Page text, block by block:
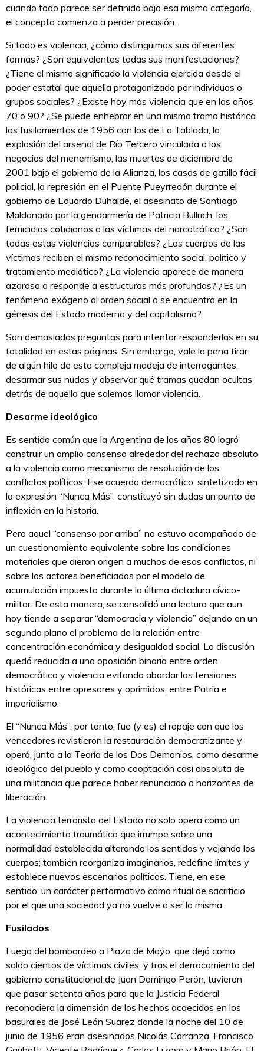
cuando todo parece ser definido bajo esa misma categoría,
el concepto comienza a perder precisión.
Si todo es violencia, ¿cómo distinguimos sus diferentes
formas? ¿Son equivalentes todas sus manifestaciones?
¿Tiene el mismo significado la violencia ejercida desde el
poder estatal que aquella protagonizada por individuos o
grupos sociales? ¿Existe hoy más violencia que en los años
70 o 90? ¿Se puede enhebrar en una misma trama histórica
los fusilamientos de 1956 con los de La Tablada, la
explosión del arsenal de Río Tercero vinculada a los
negocios del menemismo, las muertes de diciembre de
2001 bajo el gobierno de la Alianza, los casos de gatillo fácil
policial, la represión en el Puente Pueyrredón durante el
gobierno de Eduardo Duhalde, el asesinato de Santiago
Maldonado por la gendarmería de Patricia Bullrich, los
femicidios cotidianos o las víctimas del narcotráfico? ¿Son
todas estas violencias comparables? ¿Los cuerpos de las
víctimas reciben el mismo reconocimiento social, político y
tratamiento mediático? ¿La violencia aparece de manera
azarosa o responde a estructuras más profundas? ¿Es un
fenómeno exógeno al orden social o se encuentra en la
génesis del Estado moderno y del capitalismo?
Son demasiadas preguntas para intentar responderlas en su
totalidad en estas páginas. Sin embargo, vale la pena tirar
de algún hilo de esta compleja madeja de interrogantes,
desarmar sus nudos y observar qué tramas quedan ocultas
detrás de aquello que solemos llamar violencia.
Desarme ideológico
Es sentido común que la Argentina de los años 80 logró
construir un amplio consenso alrededor del rechazo absoluto
a la violencia como mecanismo de resolución de los
conflictos políticos. Ese acuerdo democrático, sintetizado en
la expresión “Nunca Más”, constituyó sin dudas un punto de
inflexión en la historia.
Pero aquel “consenso por arriba” no estuvo acompañado de
un cuestionamiento equivalente sobre las condiciones
materiales que dieron origen a muchos de esos conflictos, ni
sobre los actores beneficiados por el modelo de
acumulación impuesto durante la última dictadura cívico-
militar. De esta manera, se consolidó una lectura que aun
hoy tiende a separar “democracia y violencia” dejando en un
segundo plano el problema de la relación entre
concentración económica y desigualdad social. La discusión
quedó reducida a una oposición binaria entre orden
democrático y violencia evitando abordar las tensiones
históricas entre opresores y oprimidos, entre Patria e
imperialismo.
El “Nunca Más”, por tanto, fue (y es) el ropaje con que los
vencedores revistieron la restauración democratizante y
operó, junto a la Teoría de los Dos Demonios, como desarme
ideológico del pueblo y como cooptación casi absoluta de
una militancia que parece haber renunciado a horizontes de
liberación.
La violencia terrorista del Estado no solo opera como un
acontecimiento traumático que irrumpe sobre una
normalidad establecida alterando los sentidos y vejando los
cuerpos; también reorganiza imaginarios, redefine límites y
establece nuevos escenarios políticos. Tiene, en ese
sentido, un carácter performativo como ritual de sacrificio
por el que una sociedad ya no vuelve a ser la misma.
Fusilados
Luego del bombardeo a Plaza de Mayo, que dejó como
saldo cientos de víctimas civiles, y tras el derrocamiento del
gobierno constitucional de Juan Domingo Perón, tuvieron
que pasar setenta años para que la Justicia Federal
reconociera la dimensión de los hechos acaecidos en los
basurales de José León Suarez donde la noche del 10 de
junio de 1956 eran asesinados Nicolás Carranza, Francisco